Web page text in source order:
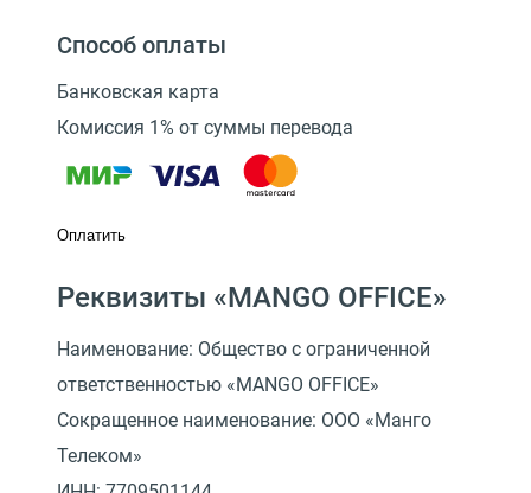
Способ оплаты
Банковская карта
Комиссия 1% от суммы перевода
Оплатить
Реквизиты «MANGO OFFICE»
Наименование: Общество с ограниченной
ответственностью «MANGO OFFICE»
Сокращенное наименование: ООО «Манго
Телеком»